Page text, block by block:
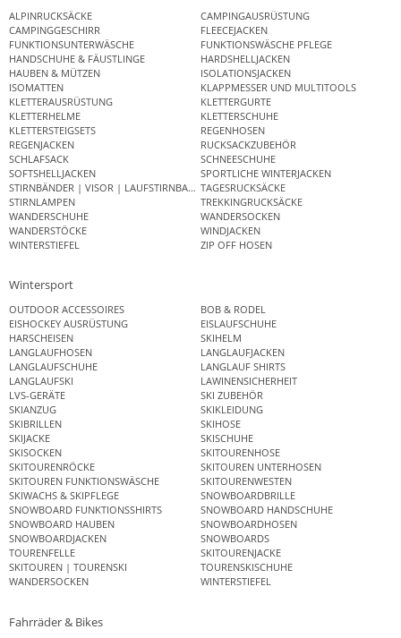
ALPINRUCKSÄCKE
CAMPINGAUSRÜSTUNG
CAMPINGGESCHIRR
FLEECEJACKEN
FUNKTIONSUNTERWÄSCHE
FUNKTIONSWÄSCHE PFLEGE
HANDSCHUHE & FÄUSTLINGE
HARDSHELLJACKEN
HAUBEN & MÜTZEN
ISOLATIONSJACKEN
ISOMATTEN
KLAPPMESSER UND MULTITOOLS
KLETTERAUSRÜSTUNG
KLETTERGURTE
KLETTERHELME
KLETTERSCHUHE
KLETTERSTEIGSETS
REGENHOSEN
REGENJACKEN
RUCKSACKZUBEHÖR
SCHLAFSACK
SCHNEESCHUHE
SOFTSHELLJACKEN
SPORTLICHE WINTERJACKEN
STIRNBÄNDER | VISOR | LAUFSTIRNBANDTAGESRUCKSÄCKE
STIRNLAMPEN
TREKKINGRUCKSÄCKE
WANDERSCHUHE
WANDERSOCKEN
WANDERSTÖCKE
WINDJACKEN
WINTERSTIEFEL
ZIP OFF HOSEN
Wintersport
OUTDOOR ACCESSOIRES
BOB & RODEL
EISHOCKEY AUSRÜSTUNG
EISLAUFSCHUHE
HARSCHEISEN
SKIHELM
LANGLAUFHOSEN
LANGLAUFJACKEN
LANGLAUFSCHUHE
LANGLAUF SHIRTS
LANGLAUFSKI
LAWINENSICHERHEIT
LVS-GERÄTE
SKI ZUBEHÖR
SKIANZUG
SKIKLEIDUNG
SKIBRILLEN
SKIHOSE
SKIJACKE
SKISCHUHE
SKISOCKEN
SKITOURENHOSE
SKITOURENRÖCKE
SKITOUREN UNTERHOSEN
SKITOUREN FUNKTIONSWÄSCHE
SKITOURENWESTEN
SKIWACHS & SKIPFLEGE
SNOWBOARDBRILLE
SNOWBOARD FUNKTIONSSHIRTS
SNOWBOARD HANDSCHUHE
SNOWBOARD HAUBEN
SNOWBOARDHOSEN
SNOWBOARDJACKEN
SNOWBOARDS
TOURENFELLE
SKITOURENJACKE
SKITOUREN | TOURENSKI
TOURENSKISCHUHE
WANDERSOCKEN
WINTERSTIEFEL
Fahrräder & Bikes